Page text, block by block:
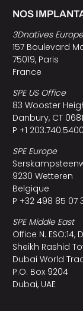
NOS
3Dnatives Europe
157 Boulevard
75019, Paris
France
SPE US Office
83 Wooster
Danbury, CT
P +1 203.740.5400
SPE Europe
9230 Wetteren
Belgique
P +32 498 85 07
SPE Middle East
Office N. ESO:14,
Sheikh Rashid
Dubai World
P.O. Box 9204
Dubai, UAE